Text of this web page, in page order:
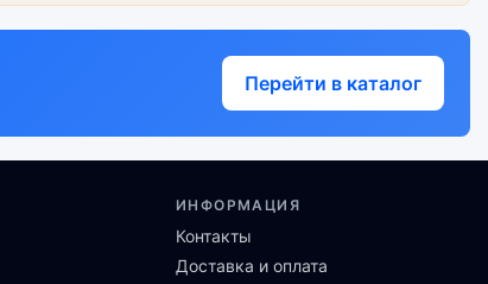
Перейти в каталог
ИНФОРМАЦИЯ
Контакты
Доставка и оплата